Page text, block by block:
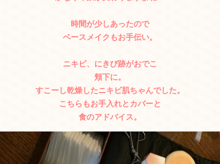
時間が少しあったので
ベースメイクもお手伝い。
ニキビ、にきび跡がおでこ
頬下に。
すこーし乾燥したニキビ肌ちゃんでした。
こちらもお手入れとカバーと
食のアドバイス。